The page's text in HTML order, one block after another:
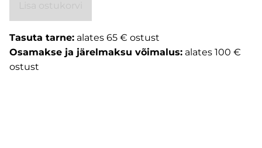
Tasuta tarne: alates 65 € ostust
Osamakse ja järelmaksu võimalus: alates 100 €
ostust